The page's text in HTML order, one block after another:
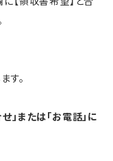
す。
または「お電話」に